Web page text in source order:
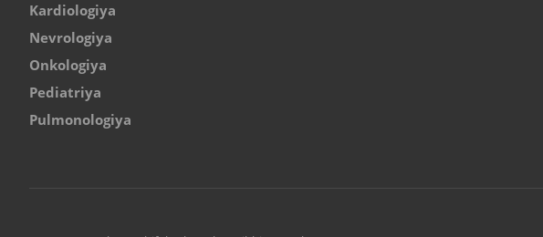
Kardiologiya
Nevrologiya
Onkologiya
Pediatriya
Pulmonologiya